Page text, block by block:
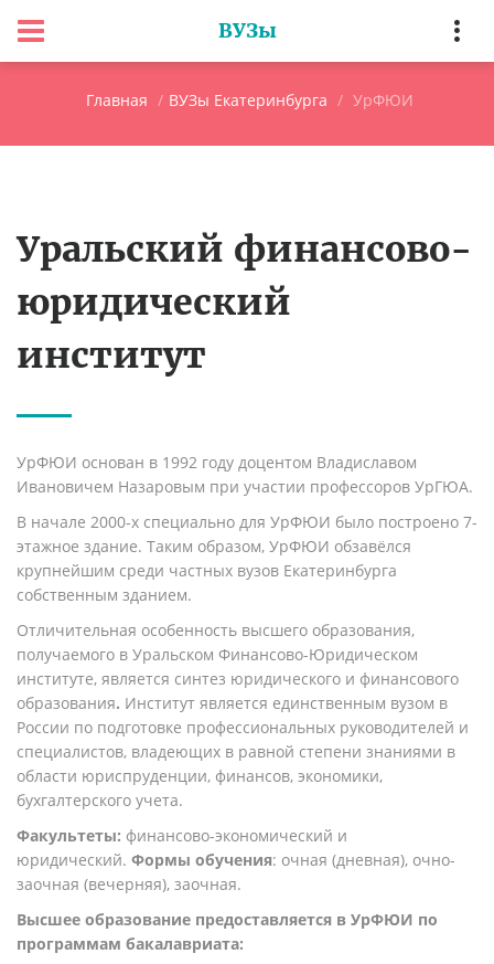
ВУЗы
Главная ВУЗы Екатеринбурга УрФЮИ
Уральский финансово-
юридический
институт
УрФЮИ основан в 1992 году доцентом Владиславом
Ивановичем Назаровым при участии профессоров УрГЮА.
В начале 2000-х специально для УрФЮИ было построено 7-
этажное здание. Таким образом, УрФЮИ обзавёлся
крупнейшим среди частных вузов Екатеринбурга
собственным зданием.
Отличительная особенность высшего образования,
получаемого в Уральском Финансово-Юридическом
институте, является синтез юридического и финансового
образования. Институт является единственным вузом в
России по подготовке профессиональных руководителей и
специалистов, владеющих в равной степени знаниями в
области юриспруденции, финансов, экономики,
бухгалтерского учета.
Факультеты: финансово-экономический и
юридический. Формы обучения: очная (дневная), очно-
заочная (вечерняя), заочная.
Высшее образование предоставляется в УрФЮИ по
программам бакалавриата: